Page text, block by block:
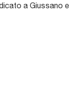
a Giussano e